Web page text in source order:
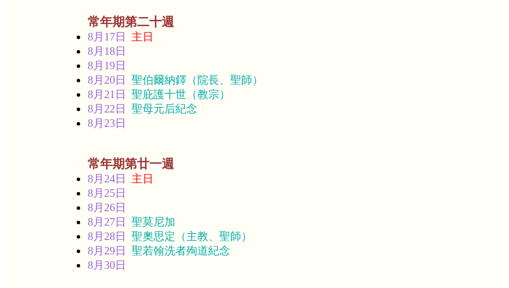
常年期第二十週
8月17日
主日
8月18日
8月19日
8月20日 聖伯爾納鐸（院長、聖師）
8月21日 聖庇護十世（教宗）
8月22日 聖母元后紀念
8月23日
常年期第廿一週
8月24日
主日
8月25日
8月26日
8月27日 聖莫尼加
8月28日 聖奧思定（主教、聖師）
8月29日 聖若翰洗者殉道紀念
8月30日